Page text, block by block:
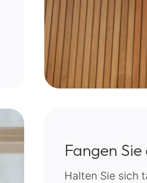
Fangen
Halten Sie sich